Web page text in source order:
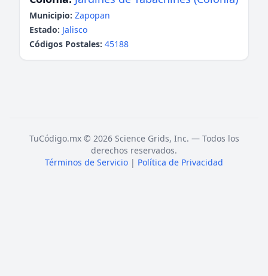
Municipio: Zapopan
Estado: Jalisco
Códigos Postales: 45188
TuCódigo.mx © 2026 Science Grids, Inc. — Todos los
derechos reservados.
Términos de Servicio | Política de Privacidad